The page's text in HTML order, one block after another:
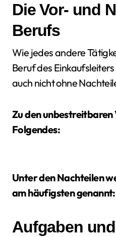
Die Vor- und
Berufs
Wie jedes andere
Beruf des
auch nicht ohne
Zu den
Folgendes:
Unter den Nachteilen
am häufigsten genannt:
Aufgaben